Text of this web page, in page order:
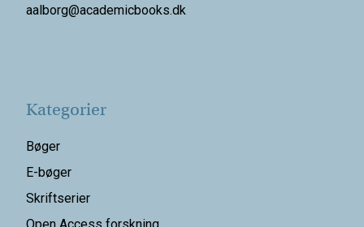
aalborg@academicbooks.dk
Kategorier
Bøger
E-bøger
Skriftserier